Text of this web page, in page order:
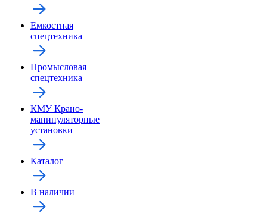
Емкостная
спецтехника
Промысловая
спецтехника
КМУ Крано-
манипуляторные
установки
Каталог
В наличии